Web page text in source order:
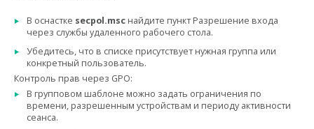
В оснастке secpol.msc найдите пункт Разрешение входа
через службы удаленного рабочего стола.
Убедитесь, что в списке присутствует нужная группа или
конкретный пользователь.
Контроль прав через GPO:
В групповом шаблоне можно задать ограничения по
времени, разрешенным устройствам и периоду активности
сеанса.